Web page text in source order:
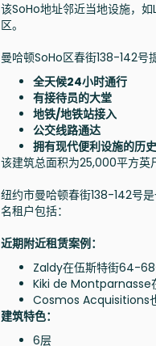
该SoHo地址邻近当地设施，
区。
曼哈顿SoHo区春街138-142号
全天候24小时通行
有接待员的大堂
地铁/地铁站接入
公交线路通达
拥有现代便利设施的历
该建筑总面积为25,000平方英
纽约市曼哈顿春街138-142号
名租户包括：
近期附近租赁案例：
Zaldy在伍斯特街64-68
Kiki de Montparnasse
Cosmos Acquisitions
建筑特色：
6层